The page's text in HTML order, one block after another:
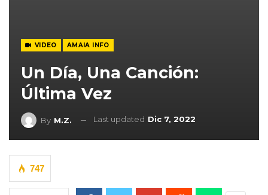
VIDEO AMAIA INFO
Un Día, Una Canción:
Última Vez
By M.Z. Last updated Dic 7, 2022
747